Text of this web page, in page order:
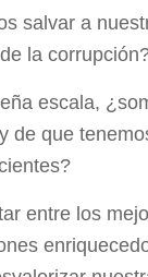
salvar a
la
escala,
de que
entre los
de la